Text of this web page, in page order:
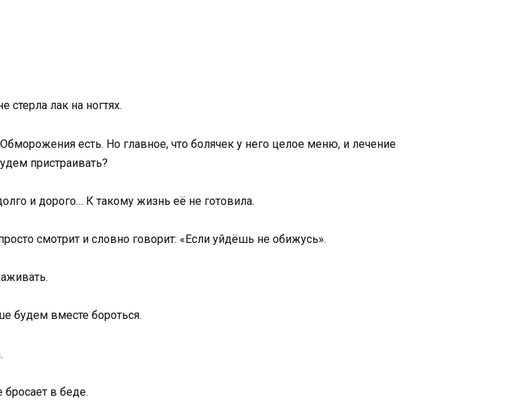
стерла лак на ногтях.
есть. Но главное, что болячек у него целое меню, и лечение
пристраивать?
и дорого… К такому жизнь её не готовила.
смотрит и словно говорит: «Если уйдёшь не обижусь».
будем вместе бороться.
бросает в беде.